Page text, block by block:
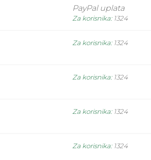
PayPal uplata
Za korisnika: 1324
Za korisnika: 1324
Za korisnika: 1324
Za korisnika: 1324
Za korisnika: 1324